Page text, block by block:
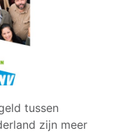
tussen
zijn meer